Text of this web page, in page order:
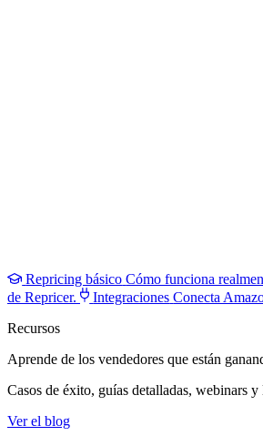
Repricing básico Cómo funciona
de Repricer.
Integraciones Conecta
Recursos
Aprende de los vendedores que están
Casos de éxito, guías detalladas, webinars
Ver el blog